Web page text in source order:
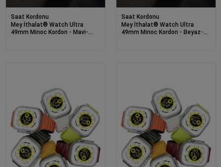
Saat Kordonu
Mey İthalat® Watch Ultra
49mm Minoc Kordon - Mavi-
Saat Kordonu
Mey İthalat® Watch Ultra
49mm Minoc Kordon - Beyaz-